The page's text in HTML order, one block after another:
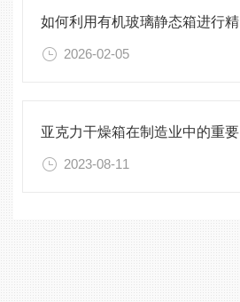
2026-02-05
2023-08-11